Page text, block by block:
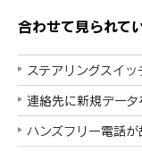
合わせて見られて
ステアリングスイッ
連絡先に新規データ
ハンズフリー電話